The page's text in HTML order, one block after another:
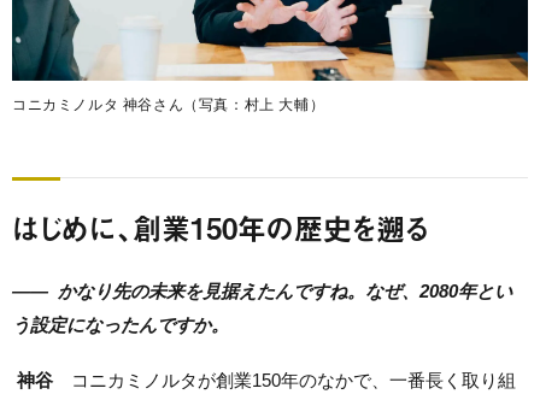
コニカミノルタ 神谷さん（写真：村上 大輔）
はじめに、創業150年の歴史を遡る
—— かなり先の未来を見据えたんですね。なぜ、2080年とい
う設定になったんですか。
神谷
コニカミノルタが創業150年のなかで、一番長く取り組